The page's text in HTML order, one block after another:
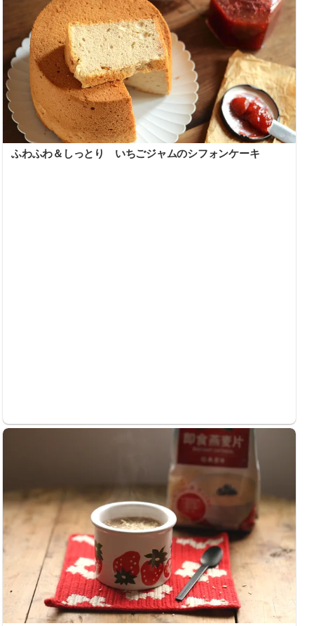
ふわふわ＆しっとり いちごジャムのシフォンケーキ